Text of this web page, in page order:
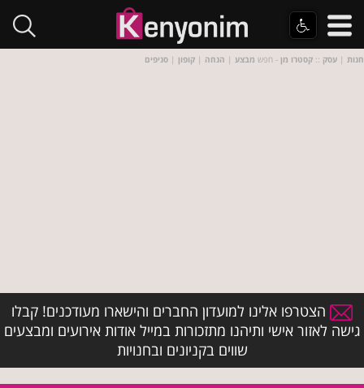
חנות | עסק :: קסטרו מן - חפש מבצע | הנחה | קופון | סניפים
הצטרפו אלינו למועדון החברים והישארו מעודכנים! קבלו
גישה לאזור אישי ותיהנו מתזכורות במייל אודות אירועים ומבצעים
שווים בקניונים ובחנויות